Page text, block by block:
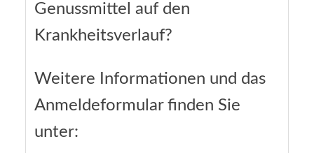
Genussmittel auf den
Krankheitsverlauf?
Weitere Informationen und das
Anmeldeformular finden Sie
unter: